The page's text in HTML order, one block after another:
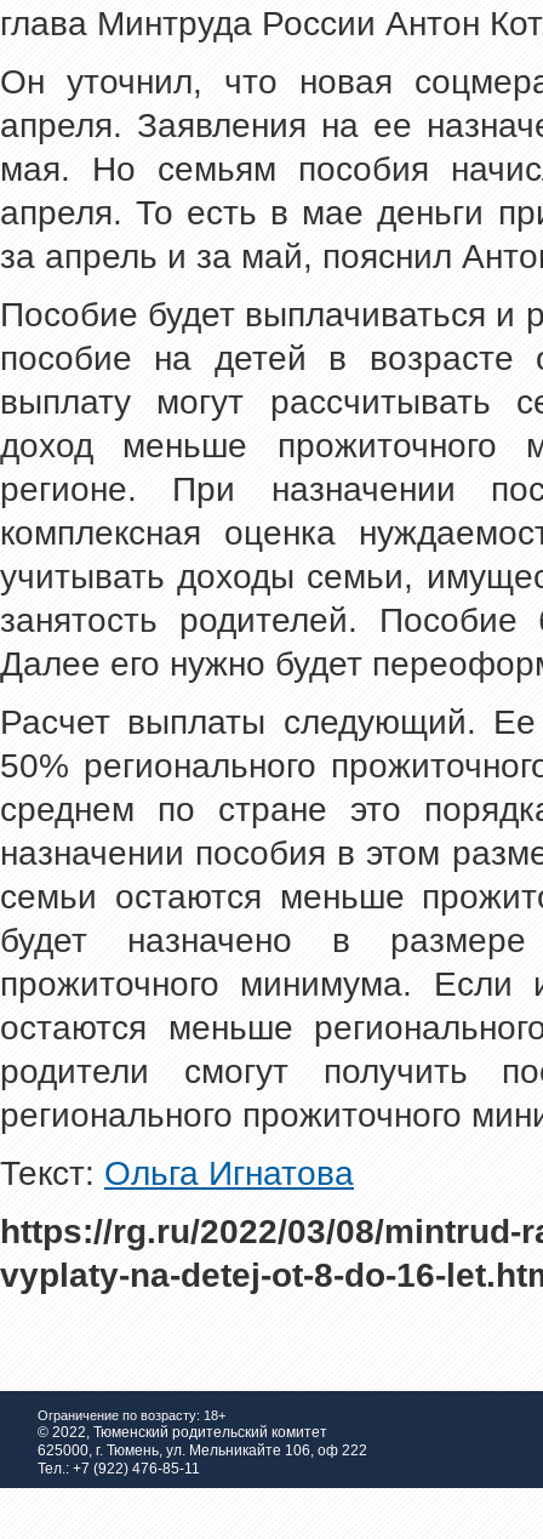
глава Минтруда России Антон
Он уточнил, что новая
апреля. Заявления на ее
мая. Но семьям пособия
апреля. То есть в мае деньги
за апрель и за май, пояснил
Пособие будет выплачиваться и
пособие на детей в
выплату могут рассчитывать
доход меньше прожиточного
регионе. При назначении
комплексная оценка
учитывать доходы семьи,
занятость родителей. Пособие
Далее его нужно будет
Расчет выплаты следующий.
50% регионального
среднем по стране это
назначении пособия в этом
семьи остаются меньше
будет назначено в
прожиточного минимума.
остаются меньше
родители смогут получить
регионального прожиточного
Текст: Ольга Игнатова
https://rg.ru/2022/03/08/mintrud-
vyplaty-na-detej-ot-8-do-16-
Ограничение по возрасту: 18+
© 2022, Тюменский родительский комитет
625000, г. Тюмень, ул. Мельникайте 106, оф 222
Тел.: +7 (922) 476-85-11